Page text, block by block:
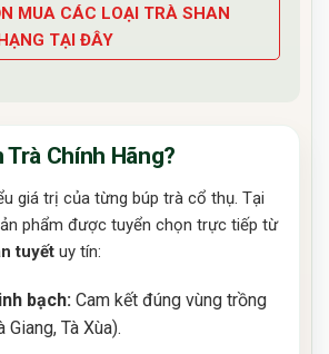
MUA CÁC LOẠI TRÀ SHAN
TẠI ĐÂY
Chính Hãng?
giá trị của từng búp trà cổ thụ. Tại
phẩm được tuyển chọn trực tiếp từ
tuyết uy tín:
bạch: Cam kết đúng vùng trồng
Giang, Tà Xùa).